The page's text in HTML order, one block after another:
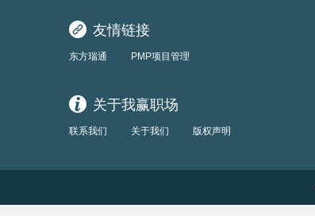
友情链接
东方瑞通 PMP项目管理
关于我赢职场
联系我们 关于我们 版权声明